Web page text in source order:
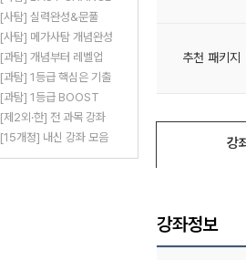
[사탐] 실력완성&문풀
[사탐] 메가사탐 개념완성
[과탐] 개념부터 레벨업
[과탐] 1등급 핵심은 기출
[과탐] 1등급 BOOST
[제2외·한] 전 과목 강좌
[15개정] 내신 강좌 모음
추천 패키지
강
강좌정보